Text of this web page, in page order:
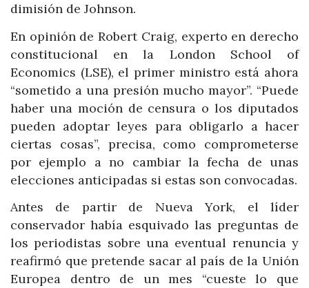
dimisión de Johnson.
En opinión de Robert Craig, experto en derecho
constitucional en la London School of
Economics (LSE), el primer ministro está ahora
“sometido a una presión mucho mayor”. “Puede
haber una moción de censura o los diputados
pueden adoptar leyes para obligarlo a hacer
ciertas cosas”, precisa, como comprometerse
por ejemplo a no cambiar la fecha de unas
elecciones anticipadas si estas son convocadas.
Antes de partir de Nueva York, el líder
conservador había esquivado las preguntas de
los periodistas sobre una eventual renuncia y
reafirmó que pretende sacar al país de la Unión
Europea dentro de un mes “cueste lo que